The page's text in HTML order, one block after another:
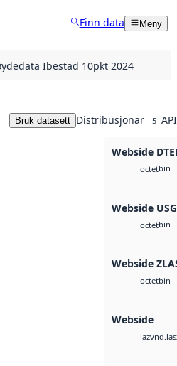
Finn data Meny
Ibestad 10pkt 2024
Bruk datasett Distribusjonar 5
Webside
octetbin
Webside
octetbin
Webside
octetbin
Webside
laz